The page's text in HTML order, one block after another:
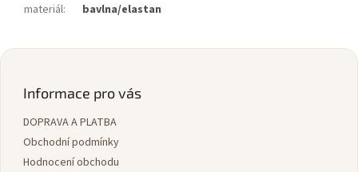
materiál: bavlna/elastan
Z
Informace pro vás
DOPRAVA A PLATBA
Obchodní podmínky
Hodnocení obchodu